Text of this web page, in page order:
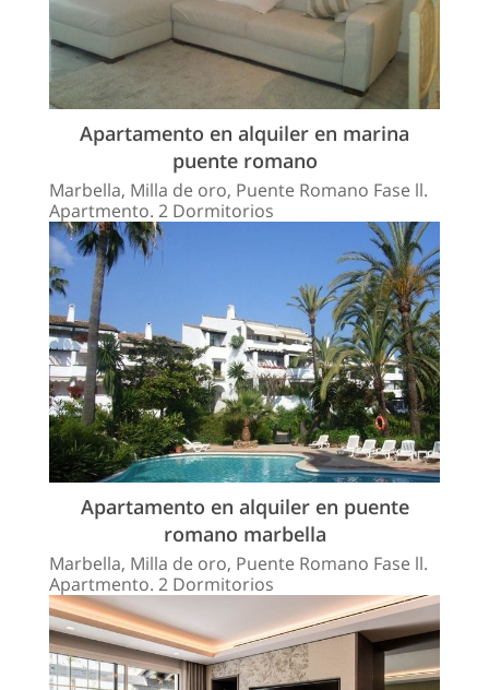
Apartamento en alquiler en marina
puente romano
Marbella, Milla de oro, Puente Romano Fase ll.
Apartmento. 2 Dormitorios
Apartamento en alquiler en puente
romano marbella
Marbella, Milla de oro, Puente Romano Fase ll.
Apartmento. 2 Dormitorios